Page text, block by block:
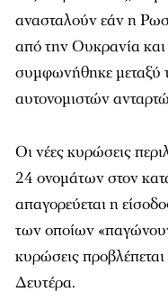
ανασταλούν εάν η
από την Ουκρανία και
συμφωνήθηκε μεταξύ
αυτονομιστών
Οι νέες κυρώσεις
24 ονομάτων στον
απαγορεύεται η
των οποίων
κυρώσεις
Δευτέρα.